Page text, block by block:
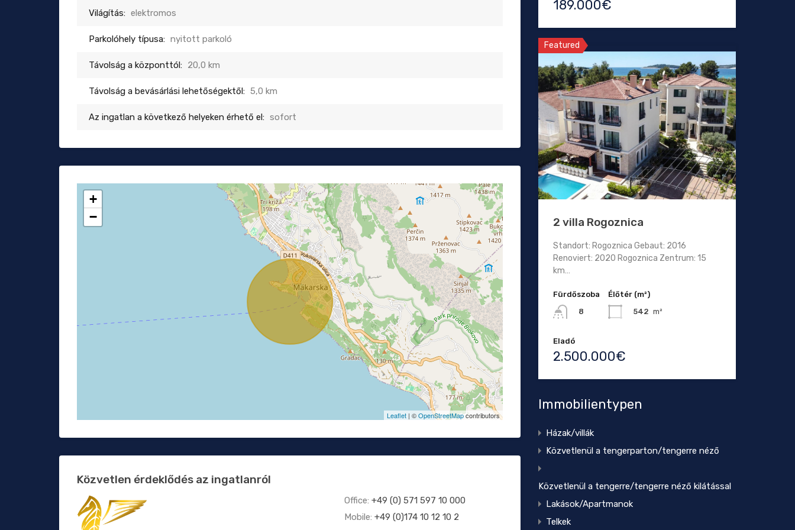
Világítás: elektromos
Parkolóhely típusa: nyitott parkoló
Távolság a központtól: 20,0 km
Távolság a bevásárlási lehetőségektől: 5,0 km
Az ingatlan a következő helyeken érhető el: sofort
+
−
Leaflet| ©OpenStreetMapcontributors
Közvetlen érdeklődés az ingatlanról
Office: +49 (0) 571 597 10 000
Mobile: +49 (0)174 10 12 10 2
189.000€
Featured
2 villa Rogoznica
Standort: Rogoznica Gebaut: 2016
Renoviert: 2020 Rogoznica Zentrum: 15
km…
Fürdőszoba
8
Élőtér (m²)
542 m²
Eladó
2.500.000€
Immobilientypen
Házak/villák
Közvetlenül a tengerparton/tengerre néző
Közvetlenül a tengerre/tengerre néző kilátással
Lakások/Apartmanok
Telkek